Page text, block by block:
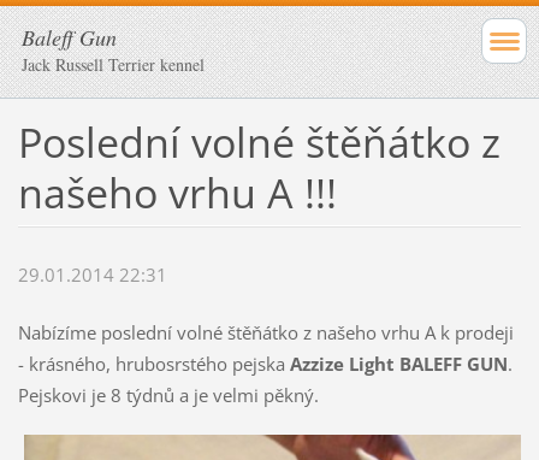
Baleff Gun
Jack Russell Terrier kennel
Poslední volné štěňátko z
našeho vrhu A !!!
29.01.2014 22:31
Nabízíme poslední volné štěňátko z našeho vrhu A k prodeji
- krásného, hrubosrstého pejska Azzize Light BALEFF GUN.
Pejskovi je 8 týdnů a je velmi pěkný.